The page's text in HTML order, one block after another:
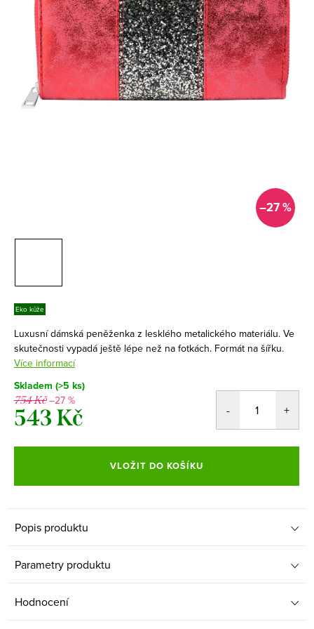
–27 %
Eko kůže
Luxusní dámská peněženka z lesklého metalického materiálu. Ve
skutečnosti vypadá ještě lépe než na fotkách. Formát na šířku.
Více informací
Skladem (>5 ks)
754 Kč–27 %
543 Kč
cena:
VLOŽIT DO KOŠÍKU
Popis produktu
Parametry produktu
Hodnocení